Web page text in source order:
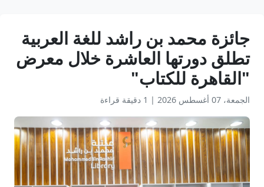
جائزة محمد بن راشد للغة العربية
تطلق دورتها العاشرة خلال معرض
"القاهرة للكتاب"
الجمعة، 07 أغسطس 2026 | 1 دقيقة قراءة